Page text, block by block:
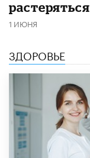
растеряться
1 ИЮНЯ
ЗДОРОВЬЕ